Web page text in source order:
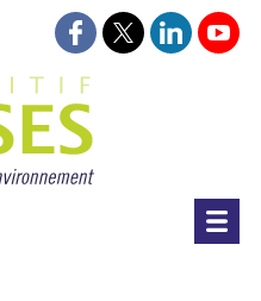
gaz à effet de serre
Suivez-nous sur
Suivez-nous